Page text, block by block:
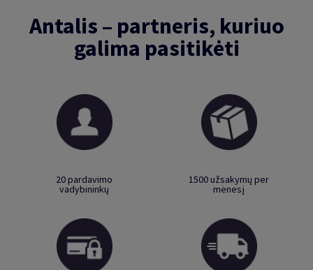
Antalis – partneris, kuriuo
galima pasitikėti
20 pardavimo
vadybininkų
1500 užsakymų per
mėnesį